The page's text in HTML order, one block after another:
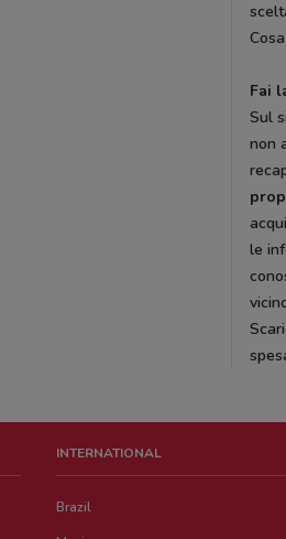
Fai
Sul
non
le
INTERNATIONAL
Brazil